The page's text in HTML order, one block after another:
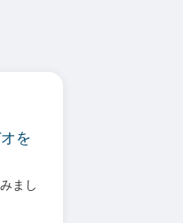
を
まし